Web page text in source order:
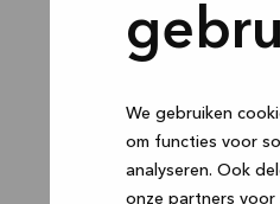
We gebruiken
om functies voor
analyseren. Ook
onze partners voor